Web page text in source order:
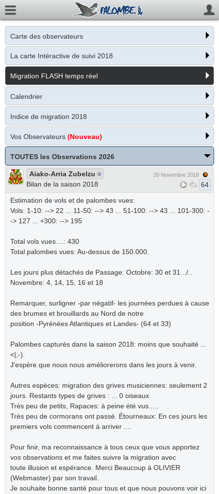
Carte des observateurs
La carte Intéractive de suivi 2018
Migration FLASH temps réel
Calendrier
Indice de migration 2018
Vos Observateurs (Nouveau)
TOUTES les Observations 2026
Aiako-Arria Zubelzu
Bilan de la saison 2018
20 Novembre 2018
64
Estimation de vols et de palombes vues:
Vols: 1-10: --> 22 ... 11-50: --> 43 ... 51-100: --> 43 ... 101-300: -
-> 127 ... +300: --> 195
Total vols vues....: 430
Total palombes vues: Au-dessus de 150.000.
Les jours plus détachés de Passage: Octobre: 30 et 31 ../..
Novembre: 4, 14, 15, 16 et 18
Remarquer, surligner -par négatif- les journées perdues à cause
des brumes et brouillards au Nord de notre
position -Pyrénées Atlantiques et Landes- (64 et 33)
Palombes capturés dans la saison 2018: moins que souhaité ...
<|;-).
J'espère que nous nous améliorerons dans les jours à venir.
Autres espèces: migration des grives musiciennes: seulement 2
jours. Restants types de grives : ... 0 oiseaux
Très peu de petits, Rapaces: à peine été vus.....
Très peu de cormorans ont passé. Étourneaux: En ces jours les
premiers vols commencent à arriver ....
Pour finir, ma reconnaissance à tous ceux que vous apportez
vos observations et me faites suivre la migration avec
toute illusion et espérance. Merci Beaucoup à OLIVIER
(Webmaster) par son travail.
Je souhaite bonne santé pour tous et que nous pouvons voir ici